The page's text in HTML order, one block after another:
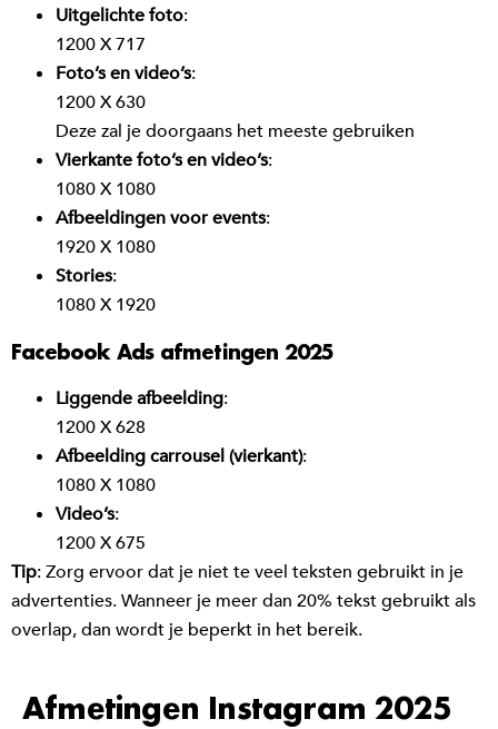
Uitgelichte foto:
1200 X 717
Foto’s en video’s:
1200 X 630
Deze zal je doorgaans het meeste gebruiken
Vierkante foto’s en video’s:
1080 X 1080
Afbeeldingen voor events:
1920 X 1080
Stories:
1080 X 1920
Facebook Ads afmetingen 2025
Liggende afbeelding:
1200 X 628
Afbeelding carrousel (vierkant):
1080 X 1080
Video’s:
1200 X 675
Tip: Zorg ervoor dat je niet te veel teksten gebruikt in je
advertenties. Wanneer je meer dan 20% tekst gebruikt als
overlap, dan wordt je beperkt in het bereik.
Afmetingen Instagram 2025